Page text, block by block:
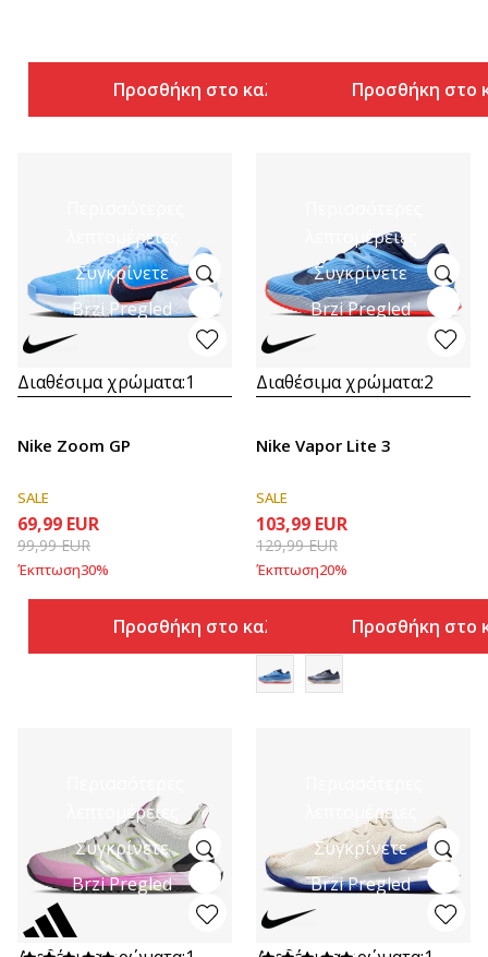
Προσθήκη στο καλάθι Προσθήκη στο
λεπτομέρειες
Συγκρίνετε
Brzi Pregled
Διαθέσιμα χρώματα:1
Nike Zoom GP
SALE
69,99 EUR
99,99EUR
Έκπτωση30%
Προσθήκη στο καλάθι
λεπτομέρειες
Συγκρίνετε
Brzi Pregled
Διαθέσιμα χρώματα:2
Nike Vapor Lite 3
SALE
103,99 EUR
129,99EUR
Έκπτωση20%
Προσθήκη στο
λεπτομέρειες
Συγκρίνετε
Brzi Pregled
λεπτομέρειες
Συγκρίνετε
Brzi Pregled